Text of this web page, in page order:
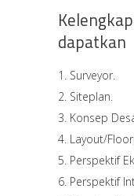
dapatkan
Surveyor.
Siteplan.
Konsep
Layout/
Perspektif
Perspektif